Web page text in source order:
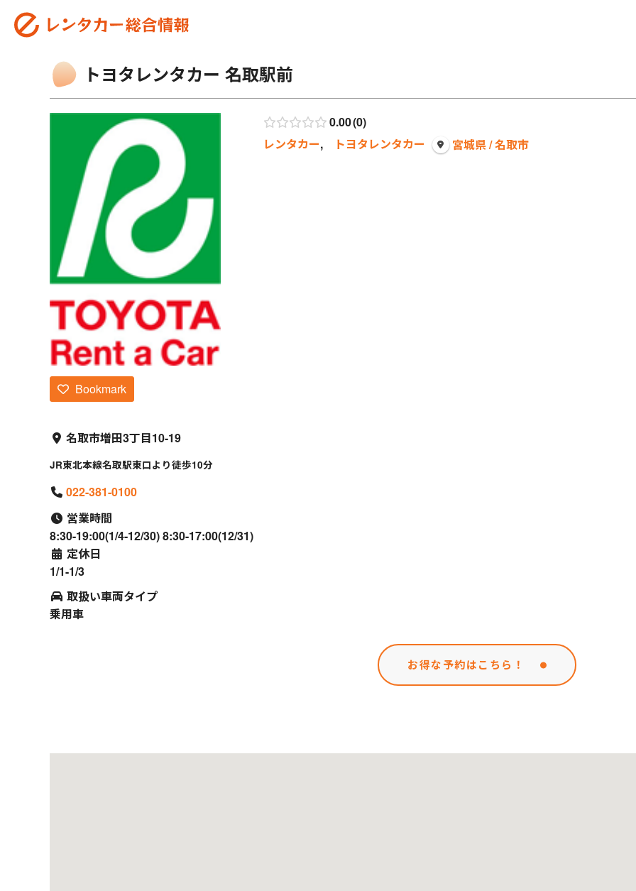
トヨタレンタカー 名取駅前
0.00 0
レンタカー, トヨタレンタカー 宮城県 / 名取市
Bookmark
名取市増田3丁目10-19
JR東北本線名取駅東口より徒歩10分
022-381-0100
営業時間
8:30-19:00(1/4-12/30) 8:30-17:00(12/31)
定休日
1/1-1/3
取扱い車両タイプ
乗用車
お得な予約はこちら！